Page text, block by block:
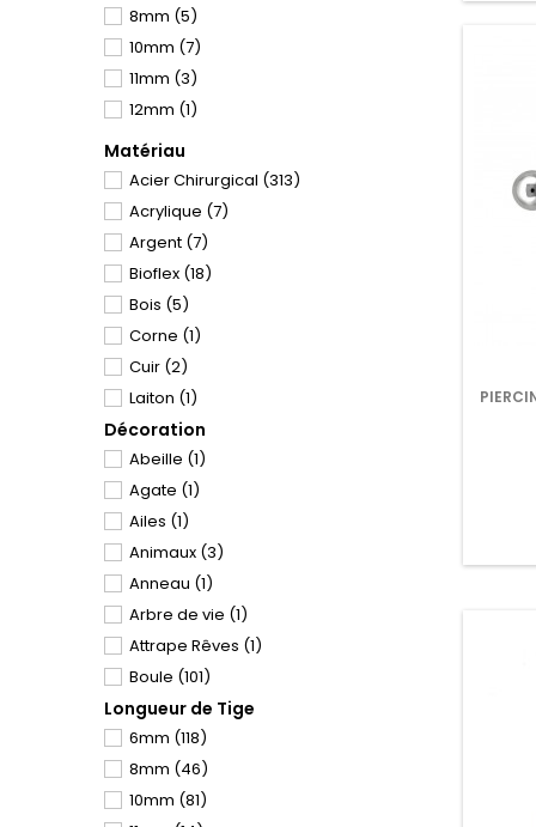
Tiges (3)
Tiges
(3)
Tout le Catalogue
Téton
(48)
12mm(16)
14mm (15)
16mm(8)
18mm (3)
19mm(3)
20mm(2)
22mm(2)
25mm (2)
8mm (5)
10mm (7)
11mm (3)
12mm (1)
Matériau
Acier Chirurgical (313)
Acrylique (7)
Argent (7)
Bioflex (18)
Bois (5)
Corne (1)
Cuir (2)
Laiton (1)
Pierre(2)
Plaqué Argent
Plaqué Or
Plaqué Rhodium
Silicone(4)
Titane(19)
Décoration
Abeille (1)
Agate (1)
Ailes (1)
Animaux (3)
Anneau (1)
Arbre de vie (1)
Attrape Rêves (1)
Boule (101)
Camouflage(3)
Cannabis
Cerise(2)
Coeur(31)
Longueur de Tige
6mm (118)
8mm (46)
10mm (81)